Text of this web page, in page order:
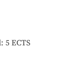
: 5 ECTS